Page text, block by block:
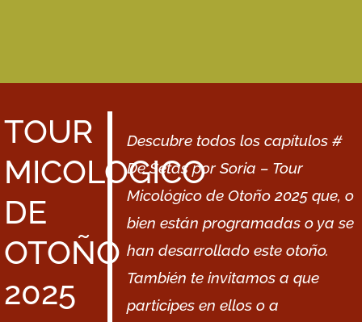
TOUR
MICOLOGICO
DE
OTOÑO
2025
Descubre todos los capítulos #
De Setas por Soria – Tour
Micológico de Otoño 2025que, o
bien están programadas o ya se
han desarrollado este otoño.
También te invitamos a que
participes en ellos o a